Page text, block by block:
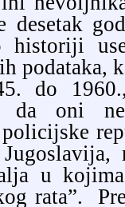
desetak
historiji
podataka,
do
da oni
policijske
u
rata”.